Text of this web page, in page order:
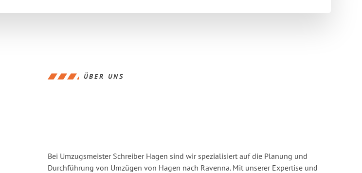
ÜBER UNS
Bei Umzugsmeister Schreiber Hagen sind wir spezialisiert auf die Planung und
Durchführung von Umzügen von Hagen nach Ravenna. Mit unserer Expertise und